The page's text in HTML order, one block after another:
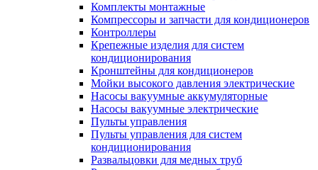
Комплекты монтажные
Компрессоры и запчасти для кондиционеров
Контроллеры
Крепежные изделия для систем
кондиционирования
Кронштейны для кондиционеров
Мойки высокого давления электрические
Насосы вакуумные аккумуляторные
Насосы вакуумные электрические
Пульты управления
Пульты управления для систем
кондиционирования
Развальцовки для медных труб